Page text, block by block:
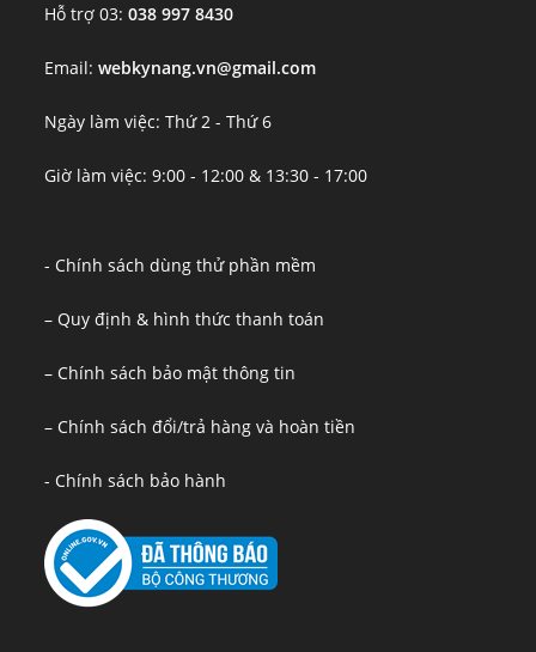
Hỗ trợ 03:038 997 8430
Email:webkynang.vn@gmail.com
Ngày làm việc: Thứ 2 - Thứ 6
Giờ làm việc: 9:00 - 12:00 & 13:30 - 17:00
- Chính sách dùng thử phần mềm
– Quy định & hình thức thanh toán
– Chính sách bảo mật thông tin
– Chính sách đổi/trả hàng và hoàn tiền
- Chính sách bảo hành